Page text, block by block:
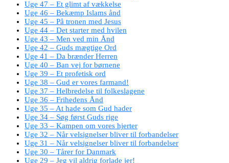
Uge 47 – Et glimt af vækkelse
Uge 46 – Bekæmp Islams ånd
Uge 45 – På tronen med Jesus
Uge 44 – Det starter med hvilen
Uge 43 – Men ved min Ånd
Uge 42 – Guds mægtige Ord
Uge 41 – Da brænder Herren
Uge 40 – Ban vej for børnene
Uge 39 – Et profetisk ord
Uge 38 – Gud er vores farmand!
Uge 37 – Helbredelse til folkeslagene
Uge 36 – Frihedens Ånd
Uge 35 – At hade som Gud hader
Uge 34 – Søg først Guds rige
Uge 33 – Kampen om vores hjerter
Uge 32 – Når velsignelser bliver til forbandelser
Uge 31 – Når velsignelser bliver til forbandelser
Uge 30 – Tårer for Danmark
Uge 29 – Jeg vil aldrig forlade jer!